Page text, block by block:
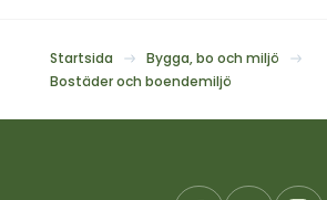
Startsida
Bygga, bo och miljö
Bostäder och boendemiljö